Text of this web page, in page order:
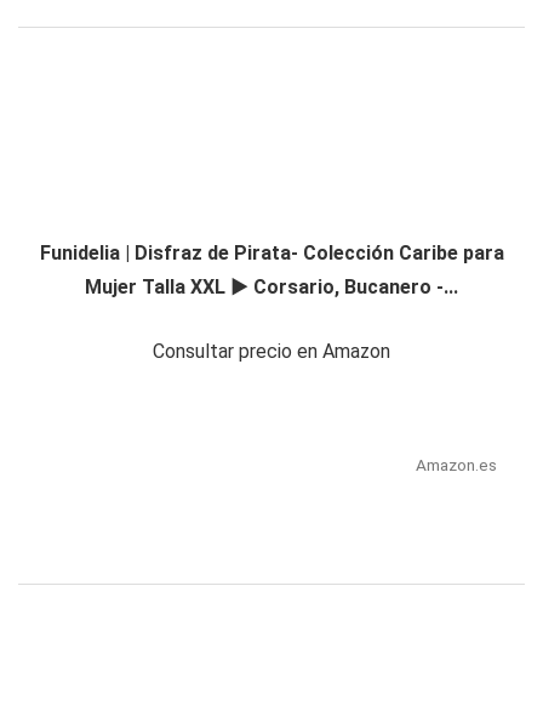
Funidelia | Disfraz de Pirata- Colección Caribe para
Mujer Talla XXL ▶ Corsario, Bucanero -...
Consultar precio en Amazon
Amazon.es